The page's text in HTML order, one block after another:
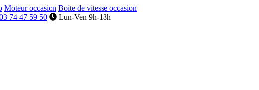
Moteur occasion Boite de vitesse occasion
03 74 47 59 50 Lun-Ven 9h-18h